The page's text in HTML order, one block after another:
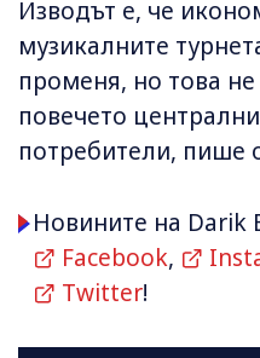
Изводът е, че
музикалните
променя, но това
повечето
потребители, пише
Новините на Darik
Facebook,
Twitter!